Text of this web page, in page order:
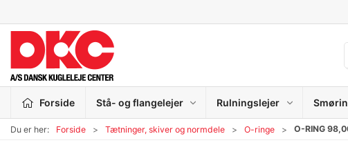
Forside Stå- og flangelejer Rulningslejer
Du er her: Forside Tætninger, skiver og normdele O-ringe O-RING